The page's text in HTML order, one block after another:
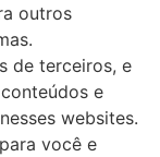
outros
de terceiros, e
e
websites.
você e